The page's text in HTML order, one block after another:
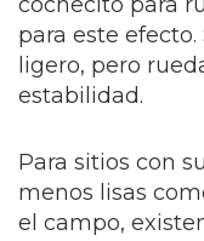
para este
ligero, pero
estabilidad.
Para sitios con
menos lisas
el campo,